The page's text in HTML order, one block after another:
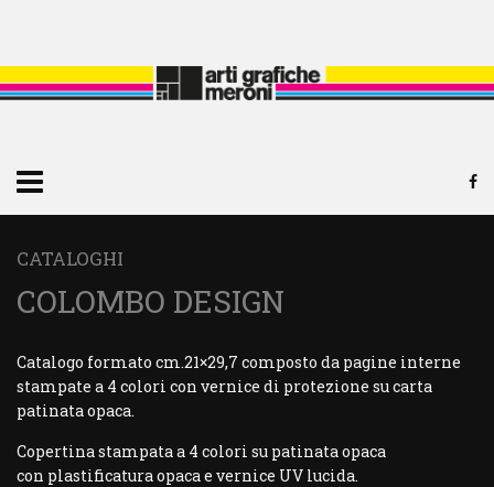
CATALOGHI
COLOMBO DESIGN
Catalogo formato cm.21×29,7 composto da pagine interne
stampate a 4 colori con vernice di protezione su carta
patinata opaca.
Copertina stampata a 4 colori su patinata opaca
con plastificatura opaca e vernice UV lucida.